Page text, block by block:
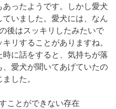
ったようです。しかし愛犬
いました。愛犬には、なん
後はスッキリしたみたいで
リすることがありますね。
に話をすると、気持ちが落
愛犬が聞いてあげていたの
した。
ことができない存在